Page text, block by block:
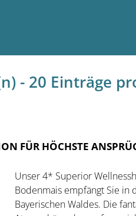
- 20 Einträge
FÜR HÖCHSTE
Unser 4* Superior
Bodenmais empfängt Sie in
Bayerischen Waldes. Die